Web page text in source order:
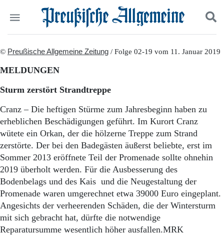
Start
Wer wir sind
Aktuelle Ausgabe
Politik
Gesellschaft
Leben
Geschichte
Ostpreußen
Pommern
Berlin-Brandenburg
Schlesien
Danzig und Westpreußen
Bücher
Suchen und finden
© Preußische Allgemeine Zeitung / Folge 02-19 vom 11. Januar 2019
MELDUNGEN
Sturm zerstört Strandtreppe
Cranz – Die heftigen Stürme zum Jahresbeginn haben zu
erheblichen Beschädigungen geführt. Im Kurort Cranz
wütete ein Orkan, der die hölzerne Treppe zum Strand
zerstörte. Der bei den Badegästen äußerst beliebte, erst im
Sommer 2013 eröffnete Teil der Promenade sollte ohnehin
2019 überholt werden. Für die Ausbesserung des
Bodenbelags und des Kais und die Neugestaltung der
Promenade waren umgerechnet etwa 39000 Euro eingeplant.
Angesichts der verheerenden Schäden, die der Wintersturm
mit sich gebracht hat, dürfte die notwendige
Reparatursumme wesentlich höher ausfallen.MRK